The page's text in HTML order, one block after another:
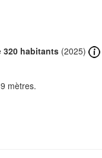
320 habitants (2025)
mètres.